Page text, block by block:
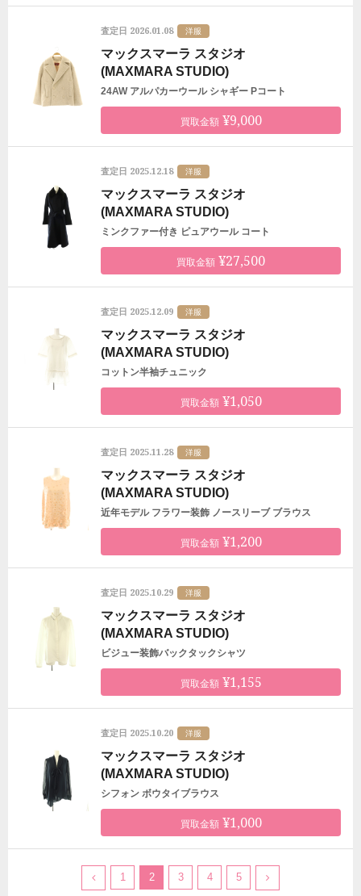
査定日 2026.01.08 洋服
マックスマーラ スタジオ
(MAXMARA STUDIO)
24AW アルパカーウール シャギー Pコート
買取金額¥9,000
査定日 2025.12.18 洋服
マックスマーラ スタジオ
(MAXMARA STUDIO)
ミンクファー付き ピュアウール コート
買取金額 ¥27,500
査定日 2025.12.09 洋服
マックスマーラ スタジオ
(MAXMARA STUDIO)
コットン半袖チュニック
買取金額¥1,050
査定日 2025.11.28 洋服
マックスマーラ スタジオ
(MAXMARA STUDIO)
近年モデル フラワー装飾 ノースリーブ ブラウス
買取金額¥1,200
査定日 2025.10.29 洋服
マックスマーラ スタジオ
(MAXMARA STUDIO)
ビジュー装飾バックタックシャツ
買取金額¥1,155
査定日 2025.10.20 洋服
マックスマーラ スタジオ
(MAXMARA STUDIO)
シフォン ボウタイブラウス
買取金額¥1,000
1 2 3 4 5